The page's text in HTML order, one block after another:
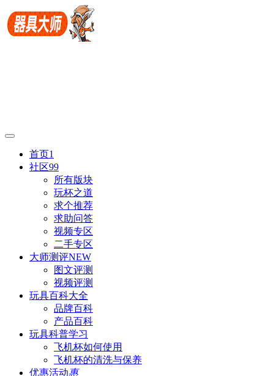
首页1
社区99
所有版块
玩杯之道
求个推荐
求助问答
视频专区
二手专区
大师测评NEW
图文评测
视频评测
玩具百科大全
品牌百科
产品百科
玩具科普学习
飞机杯如何使用
飞机杯的清洗与保养
优惠活动惠